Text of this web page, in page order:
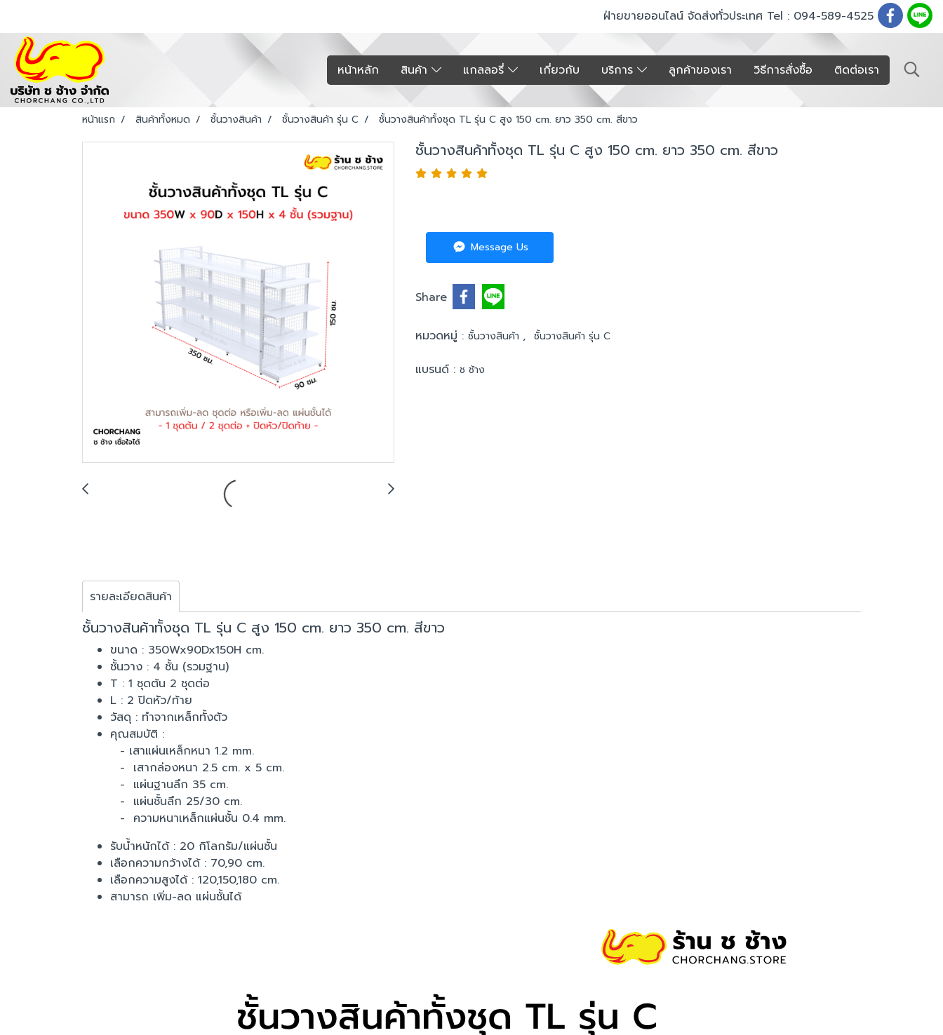
ฝ่ายขายออนไลน์ จัดส่งทั่วประเทศ Tel : 094-589-4525
หน้าหลัก สินค้า แกลลอรี่ เกี่ยวกับ บริการ ลูกค้าของเรา วิธีการสั่งซื้อ ติดต่อเรา
หน้าแรก สินค้าทั้งหมด ชั้นวางสินค้า ชั้นวางสินค้า รุ่น C ชั้นวางสินค้าทั้งชุด TL รุ่น C สูง 150 cm. ยาว 350 cm. สีขาว
ชั้นวางสินค้าทั้งชุด TL รุ่น C สูง 150 cm. ยาว 350 cm. สีขาว
Message Us
Share
หมวดหมู่ : ชั้นวางสินค้า , ชั้นวางสินค้า รุ่น C
แบรนด์ : ช ช้าง
รายละเอียดสินค้า
ชั้นวางสินค้าทั้งชุด TL รุ่น C สูง 150 cm. ยาว 350 cm. สีขาว
ขนาด : 350Wx90Dx150H cm.
ชั้นวาง : 4 ชั้น (รวมฐาน)
T : 1 ชุดต้น 2 ชุดต่อ
L : 2 ปิดหัว/ท้าย
วัสดุ : ทำจากเหล็กทั้งตัว
คุณสมบัติ :
- เสาแผ่นเหล็กหนา 1.2 mm.
- เสากล่องหนา 2.5 cm. x 5 cm.
- แผ่นฐานลึก 35 cm.
- แผ่นชั้นลึก 25/30 cm.
- ความหนาเหล็กแผ่นชั้น 0.4 mm.
รับน้ำหนักได้ : 20 กิโลกรัม/แผ่นชั้น
เลือกความกว้างได้ : 70,90 cm.
เลือกความสูงได้ : 120,150,180 cm.
สามารถ เพิ่ม-ลด แผ่นชั้นได้